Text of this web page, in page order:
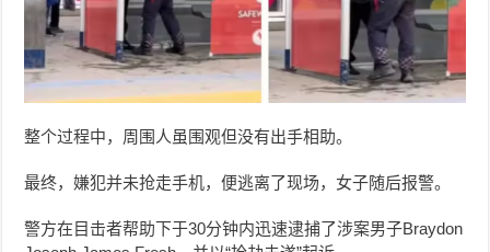
整个过程中，周围人虽围观但没有出手相助。
最终，嫌犯并未抢走手机，便逃离了现场，女子随后报警。
警方在目击者帮助下于30分钟内迅速逮捕了涉案男子Braydon